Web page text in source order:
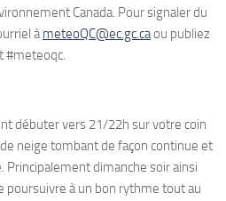
Canada. Pour signaler du
àmeteoQC@ec.gc.caou publiez
#meteoqc.
débuter vers 21/22h sur votre coin
neige tombant de façon continue et
dimanche soir ainsi
poursuivre à un bon rythme tout au